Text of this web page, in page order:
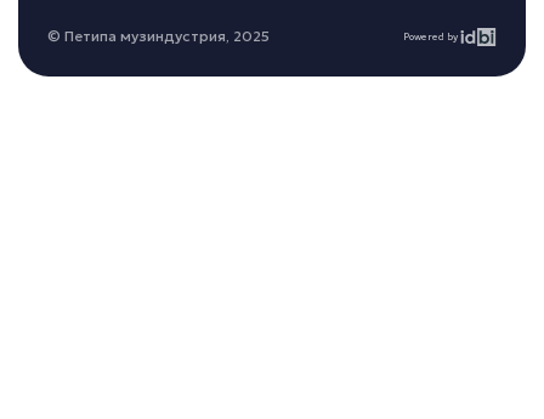
© Петипа музиндустрия, 2025 Powered by